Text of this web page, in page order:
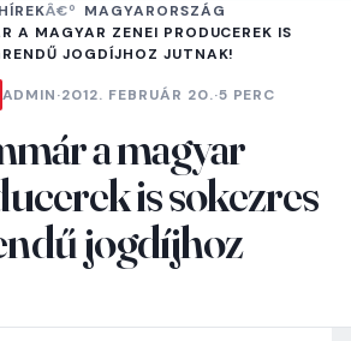
MAGYARORSZÁG
A MAGYAR ZENEI PRODUCEREK IS
JOGDÍJHOZ JUTNAK!
ADMIN·2012. FEBRUÁR 20.·5 PERC
a magyar
is sokezres
jogdíjhoz